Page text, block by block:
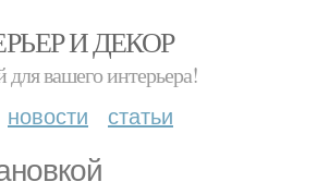
И ДЕКОР
для вашего интерьера!
новости статьи